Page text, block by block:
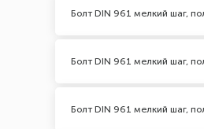
Болт DIN 961 мелкий шаг,
Болт DIN 961 мелкий шаг,
Болт DIN 961 мелкий шаг,